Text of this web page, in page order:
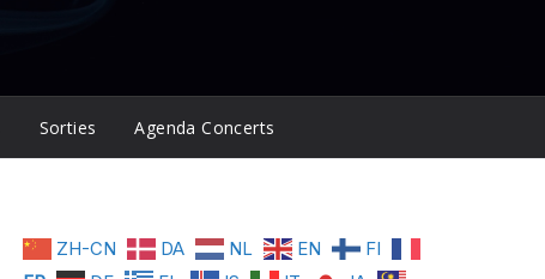
Sorties Agenda Concerts
ZH-CN DA NL EN
FI